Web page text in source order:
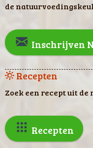
de
Inschrijven
Recepten
Zoek een recept uit
Recepten